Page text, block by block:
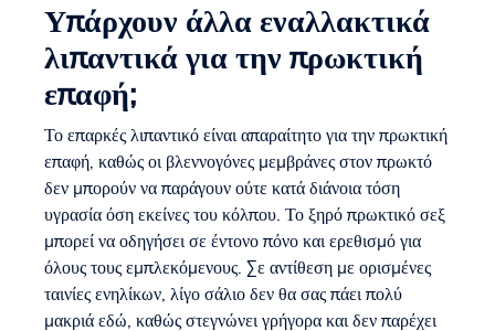
Υπάρχουν άλλα εναλλακτικά
λιπαντικά για την πρωκτική
επαφή;
Το επαρκές λιπαντικό είναι απαραίτητο για την πρωκτική
επαφή, καθώς οι βλεννογόνες μεμβράνες στον πρωκτό
δεν μπορούν να παράγουν ούτε κατά διάνοια τόση
υγρασία όση εκείνες του κόλπου. Το ξηρό πρωκτικό σεξ
μπορεί να οδηγήσει σε έντονο πόνο και ερεθισμό για
όλους τους εμπλεκόμενους. Σε αντίθεση με ορισμένες
ταινίες ενηλίκων, λίγο σάλιο δεν θα σας πάει πολύ
μακριά εδώ, καθώς στεγνώνει γρήγορα και δεν παρέχει